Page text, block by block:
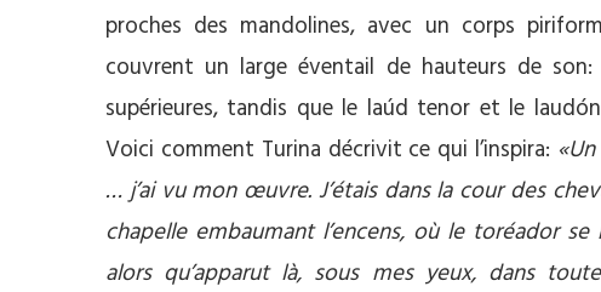
proches des mandolines, avec un corps
couvrent un large éventail de hauteurs de
supérieures, tandis que le laúd tenor et le
Voici comment Turina décrivit ce qui l’inspira:
… j’ai vu mon œuvre. J’étais dans la cour des
chapelle embaumant l’encens, où le toréador
alors qu’apparut là, sous mes yeux, dans